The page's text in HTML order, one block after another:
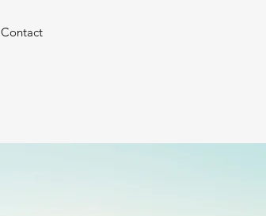
Contact